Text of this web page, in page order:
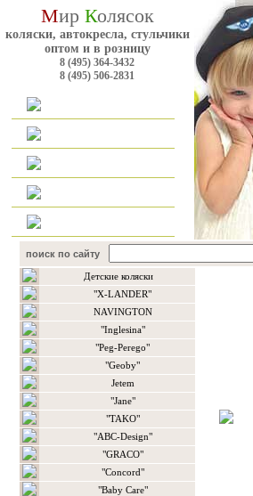
Мир Колясок
коляски, автокресла, стульчики
оптом и в розницу
8 (495) 364-3432
8 (495) 506-2831
поиск по сайту
Детские коляски
"X-LANDER"
NAVINGTON
"Inglesina"
"Peg-Perego"
"Geoby"
Jetem
"Jane"
"TAKO"
"ABC-Design"
"GRACO"
"Concord"
"Baby Care"